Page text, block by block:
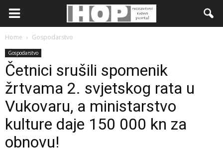
Home Gospodarstvo
Gospodarstvo
Četnici srušili spomenik
žrtvama 2. svjetskog rata u
Vukovaru, a ministarstvo
kulture daje 150 000 kn za
obnovu!